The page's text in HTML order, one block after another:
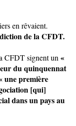
en rêvaient.
de la CFDT.
CFDT signent un «
du quinquennat
une première
[qui]
dans un pays au